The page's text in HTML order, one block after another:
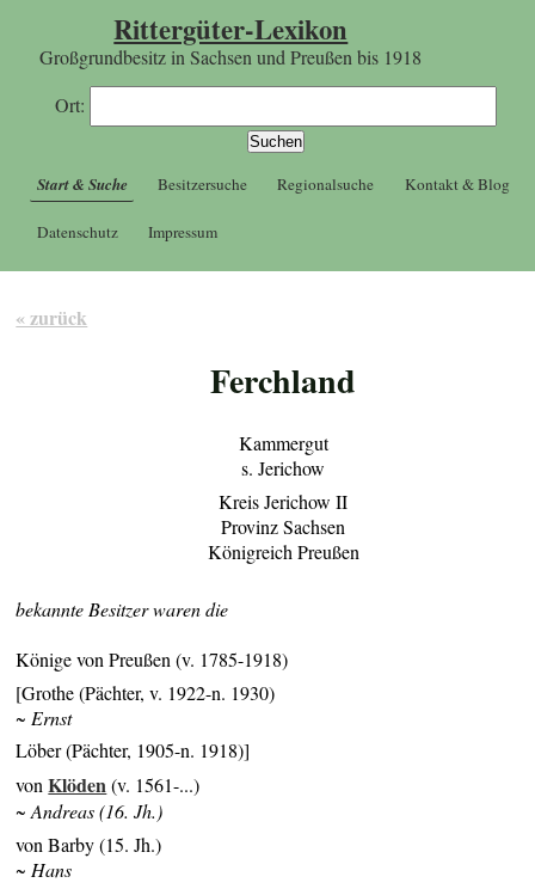
Rittergüter-Lexikon
Großgrundbesitz in Sachsen und Preußen bis 1918
Ort:
Start & Suche Besitzersuche Regionalsuche Kontakt & Blog
Datenschutz Impressum
« zurück
Ferchland
Kammergut
s. Jerichow
Kreis Jerichow II
Provinz Sachsen
Königreich Preußen
bekannte Besitzer waren die
Könige von Preußen (v. 1785-1918)
[Grothe (Pächter, v. 1922-n. 1930)
~ Ernst
Löber (Pächter, 1905-n. 1918)]
vonKlöden(v. 1561-...)
~ Andreas (16. Jh.)
von Barby (15. Jh.)
~ Hans